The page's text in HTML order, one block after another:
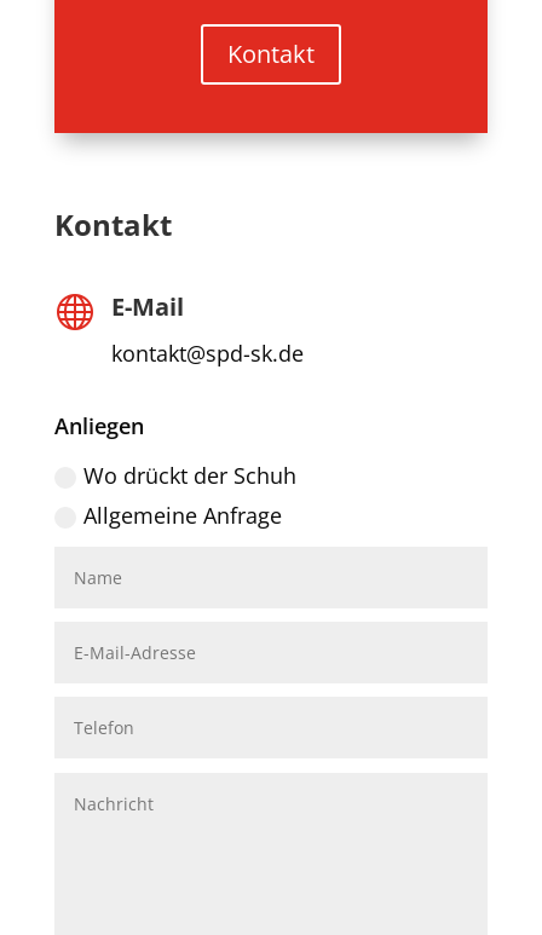
Kontakt
Kontakt
 E-Mail
kontakt@spd-sk.de
Anliegen
Wo drückt der Schuh
Allgemeine Anfrage